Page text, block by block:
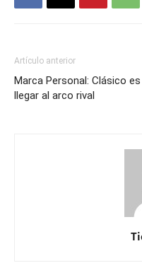
Artículo anterior
Marca Personal: Clásico
llegar al arco rival